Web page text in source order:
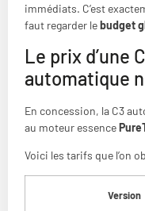
immédiats. C’est
faut regarder lebudget
Le prix d’une
automatique
En concession, la C3
au moteur essence
Voici les tarifs que l’on
Version